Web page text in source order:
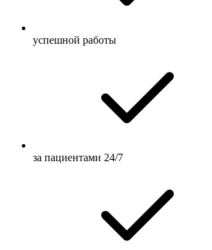
успешной работы
за пациентами 24/7